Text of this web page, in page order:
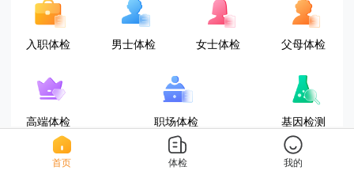
入职体检 男士体检 女士体检 父母体检
高端体检 职场体检 基因检测
首页 体检 我的